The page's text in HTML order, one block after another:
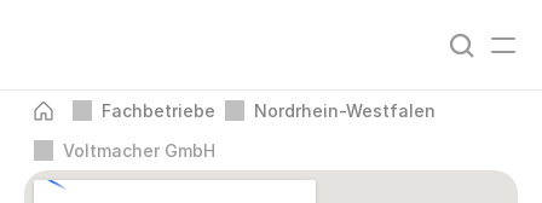
Fachbetriebe
Nordrhein-Westfalen
Voltmacher GmbH